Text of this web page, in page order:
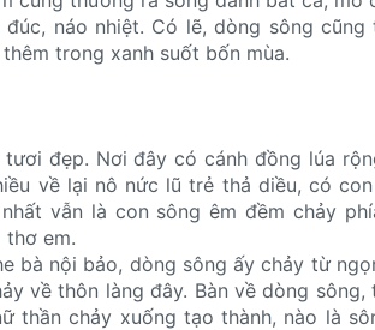
náo nhiệt. Có lẽ, dòng sông cũng
trong xanh suốt bốn mùa.
đẹp. Nơi đây có cánh đồng lúa
về lại nô nức lũ trẻ thả diều, có
vẫn là con sông êm đềm chảy
thơ em.
bà nội bảo, dòng sông ấy chảy từ
về thôn làng đây. Bàn về dòng sông,
thần chảy xuống tạo thành, nào là